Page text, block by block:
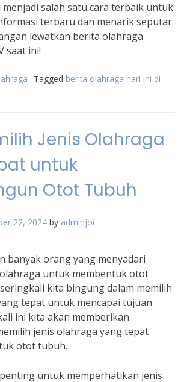
salah satu cara terbaik untuk
terbaru dan menarik seputar
lewatkan berita olahraga
saat ini!
Tagged berita olahraga hari ini di
Jenis Olahraga
untuk
Otot Tubuh
22, 2024 by adminjoi
banyak orang yang menyadari
untuk membentuk otot
kita bingung dalam memilih
tepat untuk mencapai tujuan
ini kita akan memberikan
jenis olahraga yang tepat
otot tubuh.
untuk memperhatikan jenis